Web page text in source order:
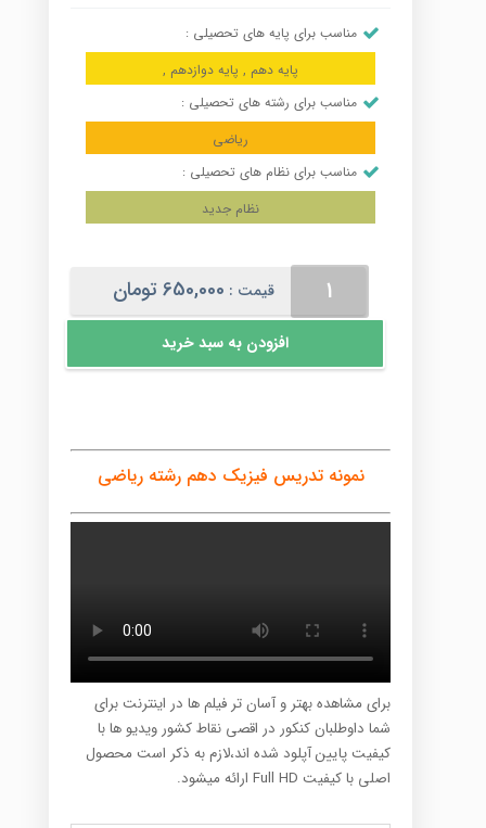
مناسب برای پایه های تحصیلی :
پایه دهم , پایه دوازدهم ,
مناسب برای رشته های تحصیلی :
ریاضی
مناسب برای نظام های تحصیلی :
نظام جدید
رشته
عدد
قیمت : 650,000 تومان
افزودن به سبد خرید
نمونه تدریس فیزیک دهم رشته ریاضی
برای مشاهده بهتر و آسان تر فیلم ها در اینترنت برای
شما داوطلبان کنکور در اقصی نقاط کشور ویدیو ها با
کیفیت پایین آپلود شده اند،لازم به ذکر است محصول
اصلی با کیفیت Full HD ارائه میشود.